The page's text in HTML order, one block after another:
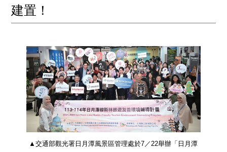
建置！
▲交通部觀光署日月潭風景區管理處於7／22舉辦「日月潭